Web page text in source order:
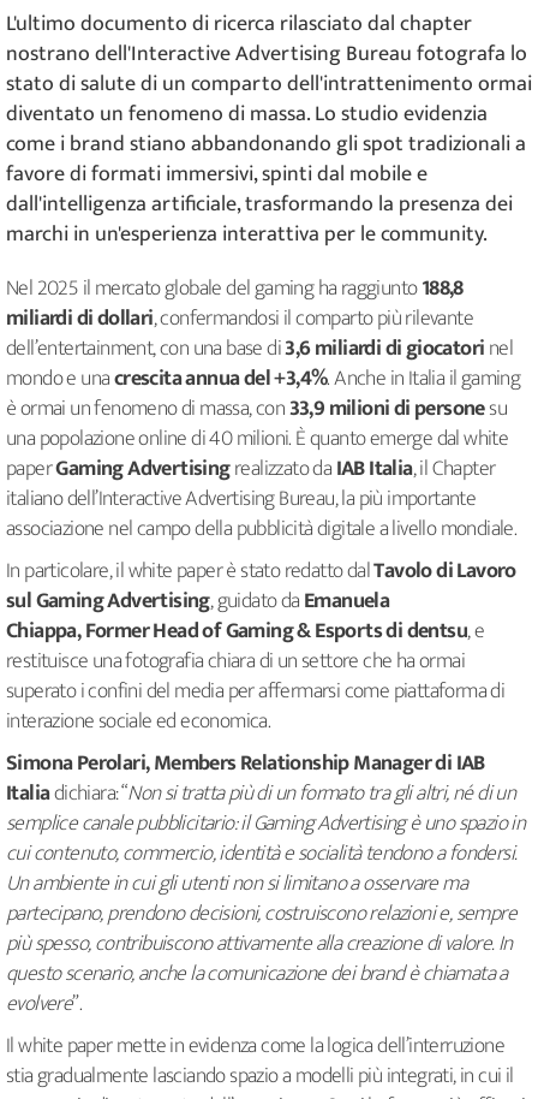
L'ultimo documento di ricerca rilasciato dal chapter
nostrano dell'Interactive Advertising Bureau fotografa lo
stato di salute di un comparto dell'intrattenimento ormai
diventato un fenomeno di massa. Lo studio evidenzia
come i brand stiano abbandonando gli spot tradizionali a
favore di formati immersivi, spinti dal mobile e
dall'intelligenza artificiale, trasformando la presenza dei
marchi in un'esperienza interattiva per le community.
Nel 2025 il mercato globale del gaming ha raggiunto188,8
miliardi di dollari, confermandosi il comparto più rilevante
dell’entertainment, con una base di3,6 miliardi di giocatorinel
mondo e unacrescita annua del +3,4%. Anche in Italia il gaming
è ormai un fenomeno di massa, con33,9 milioni di personesu
una popolazione online di 40 milioni. È quanto emerge dal white
paperGaming Advertisingrealizzato daIAB Italia, il Chapter
italiano dell’Interactive Advertising Bureau, la più importante
associazione nel campo della pubblicità digitale a livello mondiale.
In particolare, il white paper è stato redatto dalTavolo di Lavoro
sul Gaming Advertising, guidato daEmanuela
Chiappa, Former Head of Gaming & Esports di dentsu, e
restituisce una fotografia chiara di un settore che ha ormai
superato i confini del media per affermarsi come piattaforma di
interazione sociale ed economica.
Simona Perolari, Members Relationship Manager di IAB
Italiadichiara: “Non si tratta più di un formato tra gli altri, né di un
semplice canale pubblicitario: il Gaming Advertising è uno spazio in
cui contenuto, commercio, identità e socialità tendono a fondersi.
Un ambiente in cui gli utenti non si limitano a osservare ma
partecipano, prendono decisioni, costruiscono relazioni e, sempre
più spesso, contribuiscono attivamente alla creazione di valore. In
questo scenario, anche la comunicazione dei brand è chiamata a
evolvere”.
Il white paper mette in evidenza come la logica dell’interruzione
stia gradualmente lasciando spazio a modelli più integrati, in cui il